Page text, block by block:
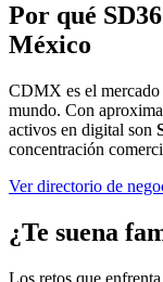
Por qué
México
CDMX es el mercado
mundo. Con
activos en digital son
concentración
Ver directorio de
¿Te suena
Los retos que